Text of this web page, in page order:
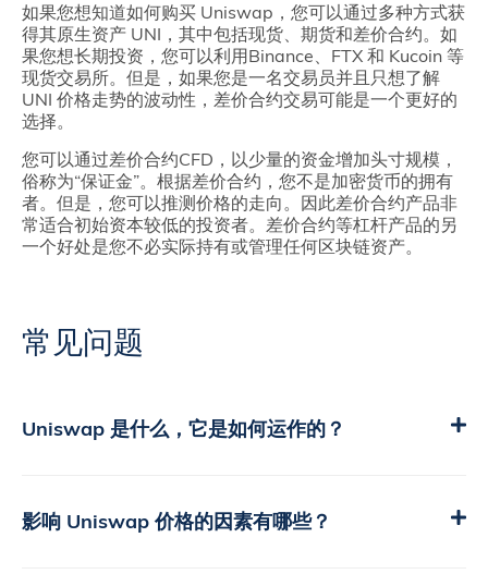
如果您想知道如何购买 Uniswap，您可以通过多种方式获
得其原生资产 UNI，其中包括现货、期货和差价合约。如
果您想长期投资，您可以利用Binance、FTX 和 Kucoin 等
现货交易所。但是，如果您是一名交易员并且只想了解
UNI 价格走势的波动性，差价合约交易可能是一个更好的
选择。
您可以通过差价合约CFD，以少量的资金增加头寸规模，
俗称为“保证金”。根据差价合约，您不是加密货币的拥有
者。但是，您可以推测价格的走向。因此差价合约产品非
常适合初始资本较低的投资者。差价合约等杠杆产品的另
一个好处是您不必实际持有或管理任何区块链资产。
常见问题
Uniswap 是什么，它是如何运作的？
影响 Uniswap 价格的因素有哪些？